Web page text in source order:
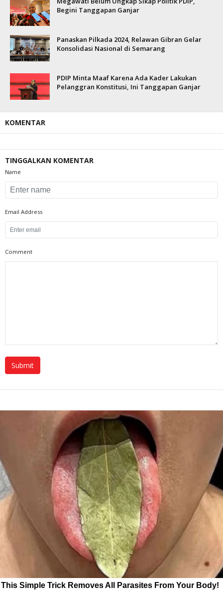
Begini Tanggapan Ganjar
Panaskan Pilkada 2024, Relawan Gibran Gelar
Konsolidasi Nasional di Semarang
PDIP Minta Maaf Karena Ada Kader Lakukan
Pelanggran Konstitusi, Ini Tanggapan Ganjar
KOMENTAR
TINGGALKAN KOMENTAR
Name
Email Address
Comment
This Simple Trick Removes All Parasites From Your Body!